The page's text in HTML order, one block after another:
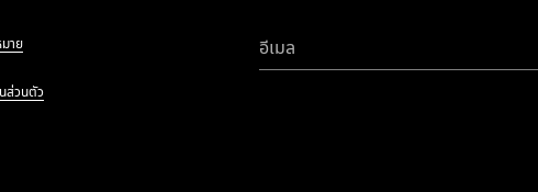
าย
ส่วนตัว
อีเมล